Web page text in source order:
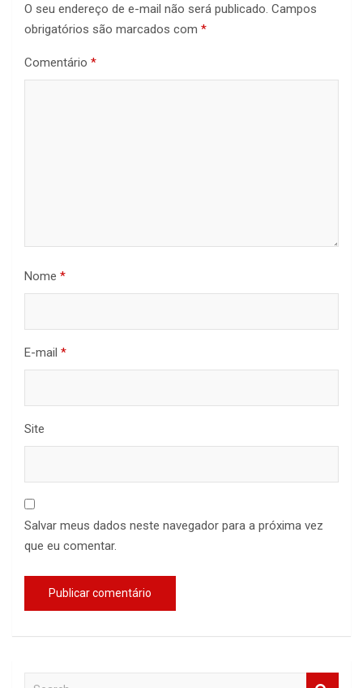
O seu endereço de e-mail não será publicado. Campos
obrigatórios são marcados com *
Comentário *
Nome *
E-mail *
Site
Salvar meus dados neste navegador para a próxima vez
que eu comentar.